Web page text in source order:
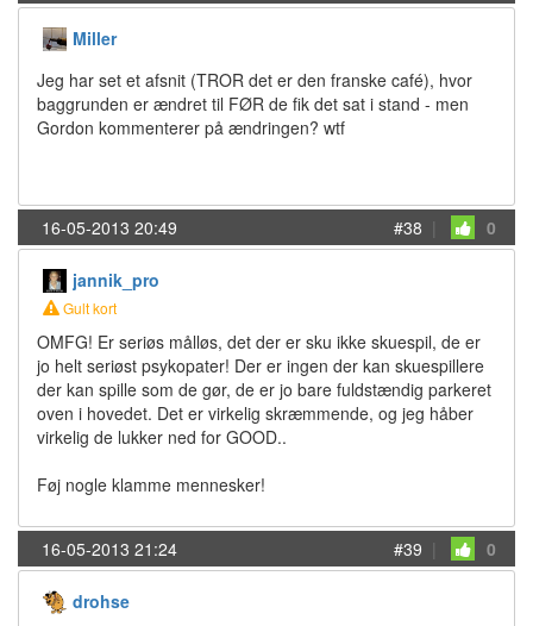
Miller
Jeg har set et afsnit (TROR det er den franske café), hvor
baggrunden er ændret til FØR de fik det sat i stand - men
Gordon kommenterer på ændringen? wtf
16-05-2013 20:49 #38 | 0
jannik_pro
Gult kort
OMFG! Er seriøs målløs, det der er sku ikke skuespil, de er
jo helt seriøst psykopater! Der er ingen der kan skuespillere
der kan spille som de gør, de er jo bare fuldstændig parkeret
oven i hovedet. Det er virkelig skræmmende, og jeg håber
virkelig de lukker ned for GOOD..
Føj nogle klamme mennesker!
16-05-2013 21:24 #39 | 0
drohse